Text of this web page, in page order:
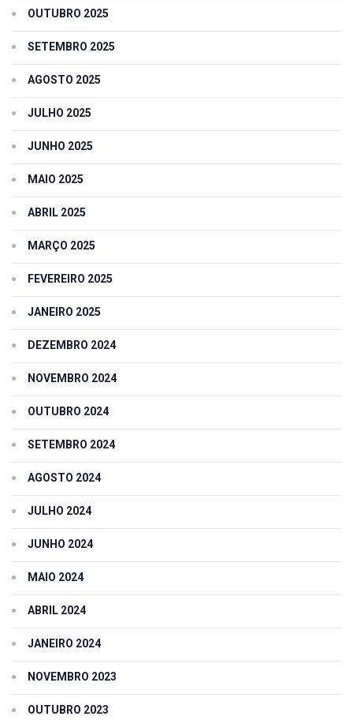
OUTUBRO 2025
SETEMBRO 2025
AGOSTO 2025
JULHO 2025
JUNHO 2025
MAIO 2025
ABRIL 2025
MARÇO 2025
FEVEREIRO 2025
JANEIRO 2025
DEZEMBRO 2024
NOVEMBRO 2024
OUTUBRO 2024
SETEMBRO 2024
AGOSTO 2024
JULHO 2024
JUNHO 2024
MAIO 2024
ABRIL 2024
JANEIRO 2024
NOVEMBRO 2023
OUTUBRO 2023